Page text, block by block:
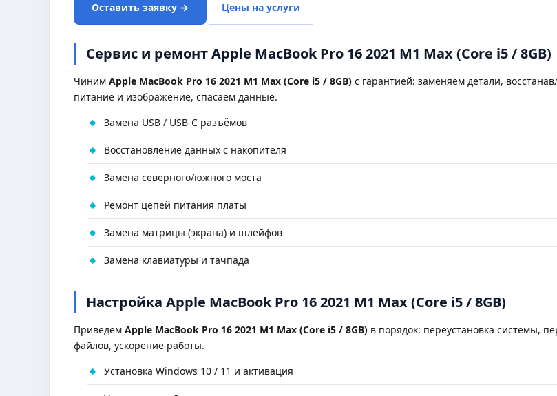
Оставить заявку → Цены на услуги
Сервис и ремонт Apple MacBook Pro 16 2021 M1 Max (Core i5 / 8GB)
Чиним Apple MacBook Pro 16 2021 M1 Max (Core i5 / 8GB) с гарантией: заменяем детали,
питание и изображение, спасаем данные.
Замена USB / USB-C разъёмов
Восстановление данных с накопителя
Замена северного/южного моста
Ремонт цепей питания платы
Замена матрицы (экрана) и шлейфов
Замена клавиатуры и тачпада
Настройка Apple MacBook Pro 16 2021 M1 Max (Core i5 / 8GB)
Приведём Apple MacBook Pro 16 2021 M1 Max (Core i5 / 8GB) в порядок: переустановка системы,
файлов, ускорение работы.
Установка Windows 10 / 11 и активация